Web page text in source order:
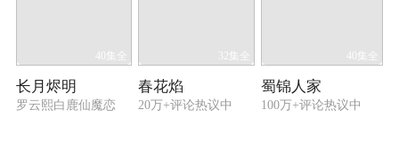
40集全
长月烬明
罗云熙白鹿仙魔恋
32集全
春花焰
20万+评论热议中
40集全
蜀锦人家
100万+评论热议中